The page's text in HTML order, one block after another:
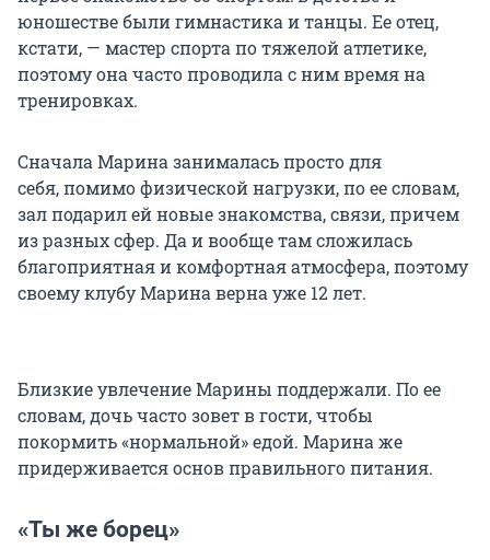
юношестве были гимнастика и танцы. Ее отец,
кстати, — мастер спорта по тяжелой атлетике,
поэтому она часто проводила с ним время на
тренировках.
Сначала Марина занималась просто для
себя, помимо физической нагрузки, по ее словам,
зал подарил ей новые знакомства, связи, причем
из разных сфер. Да и вообще там сложилась
благоприятная и комфортная атмосфера, поэтому
своему клубу Марина верна уже 12 лет.
Близкие увлечение Марины поддержали. По ее
словам, дочь часто зовет в гости, чтобы
покормить «нормальной» едой. Марина же
придерживается основ правильного питания.
«Ты же борец»